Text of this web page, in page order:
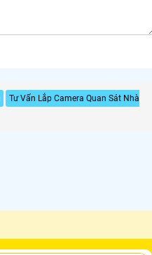
Tư Vấn Lắp Camera Quan Sát Nhà